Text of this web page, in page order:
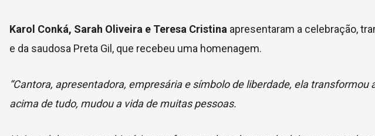
Karol Conká, Sarah Oliveira e Teresa Cristina apresentaram a celebração,
e da saudosa Preta Gil, que recebeu uma homenagem.
“Cantora, apresentadora, empresária e símbolo de liberdade, ela transformou
acima de tudo, mudou a vida de muitas pessoas.